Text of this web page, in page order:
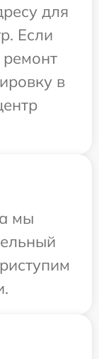
для
Если
ремонт
в
мы